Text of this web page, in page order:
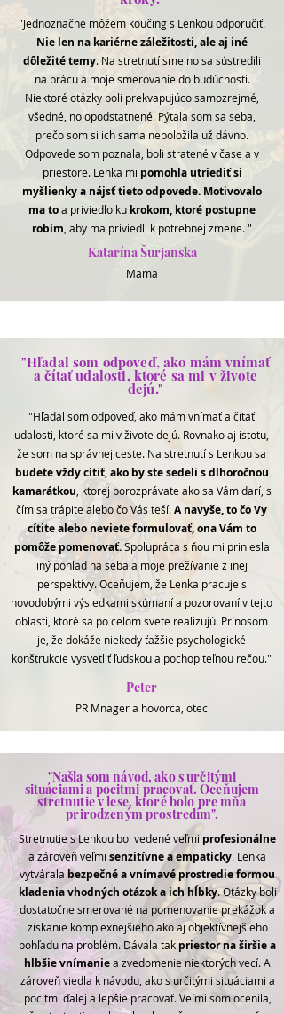
"Jednoznačne môžem koučing s Lenkou odporučiť.
Nie len na kariérne záležitosti, ale aj iné
dôležité temy. Na stretnutí sme no sa sústredili
na prácu a moje smerovanie do budúcnosti.
Niektoré otázky boli prekvapujúco samozrejmé,
všedné, no opodstatnené. Pýtala som sa seba,
prečo som si ich sama nepoložila už dávno.
Odpovede som poznala, boli stratené v čase a v
priestore. Lenka mi pomohla utriediť si
myšlienky a nájsť tieto odpovede. Motivovalo
ma toa priviedlo ku krokom, ktoré postupne
robím , aby ma priviedli k potrebnej zmene. "
Katarína Šurjanska
Mama
"Hľadal som odpoveď, ako mám vnímať
a čítať udalosti, ktoré sa mi v živote
dejú."
"Hľadal som odpoveď, ako mám vnímať a čítať
udalosti, ktoré sa mi v živote dejú. Rovnako aj istotu,
že som na správnej ceste. Na stretnutí s Lenkou sa
budete vždy cítiť, ako by ste sedeli s dlhoročnou
kamarátkou , ktorej porozprávate ako sa Vám darí, s
čím sa trápite alebo čo Vás teší.A navyše, to čo Vy
cítite alebo neviete formulovať, ona Vám to
pomôže pomenovať.Spolupráca s ňou mi priniesla
iný pohľad na seba a moje prežívanie z inej
perspektívy. Oceňujem, že Lenka pracuje s
novodobými výsledkami skúmaní a pozorovaní v tejto
oblasti, ktoré sa po celom svete realizujú. Prínosom
je, že dokáže niekedy ťažšie psychologické
konštrukcie vysvetliť ľudskou a pochopiteľnou rečou."
Peter
PR Mnager a hovorca, otec
"Našla som návod, ako s určitými
situáciami a pocitmi pracovať. Oceňujem
stretnutie v lese, ktoré bolo pre mňa
prirodzeným prostredím".
Stretnutie s Lenkou bol vedené veľmi profesionálne
a zároveň veľmi senzitívne a empaticky. Lenka
vytvárala bezpečné a vnímavé prostredie formou
kladenia vhodných otázok a ich hĺbky. Otázky boli
dostatočne smerované na pomenovanie prekážok a
získanie komplexnejšieho ako aj objektívnejšieho
pohľadu na problém. Dávala takpriestor na širšie a
hlbšie vnímaniea zvedomenie niektorých vecí. A
zároveň viedla k návodu, ako s určitými situáciami a
pocitmi ďalej a lepšie pracovať. Veľmi som ocenila,